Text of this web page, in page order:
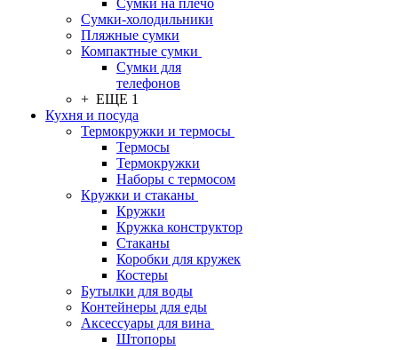
Сумки на плечо
Сумки-холодильники
Пляжные сумки
Компактные сумки
Сумки для
телефонов
+ ЕЩЕ 1
Кухня и посуда
Термокружки и термосы
Термосы
Термокружки
Наборы с термосом
Кружки и стаканы
Кружки
Кружка конструктор
Стаканы
Коробки для кружек
Костеры
Бутылки для воды
Контейнеры для еды
Аксессуары для вина
Штопоры